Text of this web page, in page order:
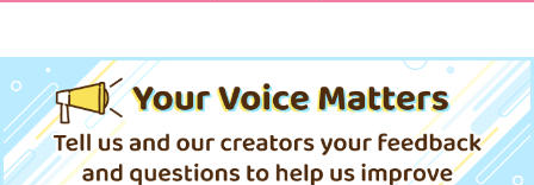
イ! 1
ジーオーティー
715円（税込）
サンプル
803円（税込）
サンプル
き特装版
スターツ出版
1,375 円（税込）
サンプル